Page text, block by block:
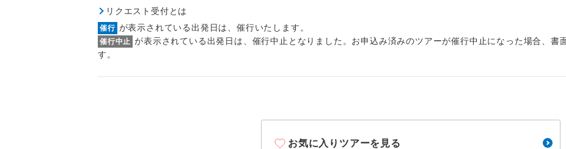
リクエスト受付とは
催行 が表示されている出発日は、催行いたします。
催行中止 が表示されている出発日は、催行中止となりました。お申込み済みのツアーが催行中止になった場合、書
す。
お気に入りツアーを見る
1名様催行
おひとり様参加限定 おひとり様限定でご参加いただけるコースです。